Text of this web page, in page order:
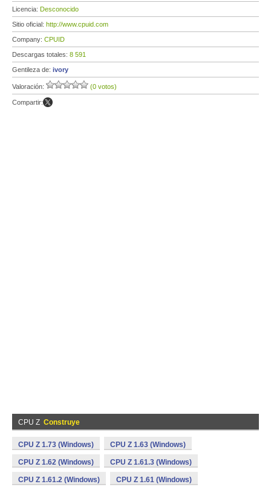
Licencia: Desconocido
Sitio oficial: http://www.cpuid.com
Company: CPUID
Descargas totales: 8 591
Gentileza de: ivory
Valoración: (0 votos)
Compartir:
CPU Z Construye
CPU Z 1.73 (Windows) CPU Z 1.63 (Windows)
CPU Z 1.62 (Windows) CPU Z 1.61.3 (Windows)
CPU Z 1.61.2 (Windows) CPU Z 1.61 (Windows)